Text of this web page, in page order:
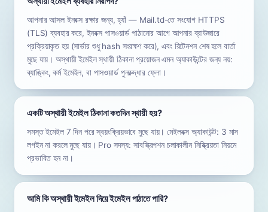
আপনার আসল ইনবক্স রক্ষার জন্য, হ্যাঁ — Mail.td-তে সংযোগ HTTPS
(TLS) ব্যবহার করে, ইনবক্স পাসওয়ার্ড পাঠানোর আগে আপনার ব্রাউজারে
প্রক্রিয়াকৃত হয় (সার্ভার শুধু hash সংরক্ষণ করে), এবং রিটেনশন শেষ হলে বার্তা
মুছে যায়। অস্থায়ী ইমেইল স্থায়ী ঠিকানা প্রয়োজন এমন অ্যাকাউন্টের জন্য নয়:
ব্যাঙ্কিং, কর্ম ইমেইল, বা পাসওয়ার্ড পুনরুদ্ধার ফ্লো।
একটি অস্থায়ী ইমেইল ঠিকানা কতদিন স্থায়ী হয়?
সমস্ত ইমেইল 7 দিন পরে স্বয়ংক্রিয়ভাবে মুছে যায়। মেইলবক্স অ্যাকাউন্ট: 3 মাস
লগইন না করলে মুছে যায়। Pro সদস্য: সাবস্ক্রিপশন চলাকালীন নিষ্ক্রিয়তা নিয়মে
প্রভাবিত হন না।
আমি কি অস্থায়ী ইমেইল দিয়ে ইমেইল পাঠাতে পারি?